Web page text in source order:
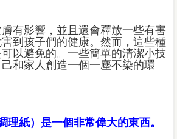
有影響，並且還會釋放一些有害
到孩子們的健康。然而，這些種
以避免的。一些簡單的清潔小技
和家人創造一個一塵不染的環
紙）是一個非常偉大的東西。